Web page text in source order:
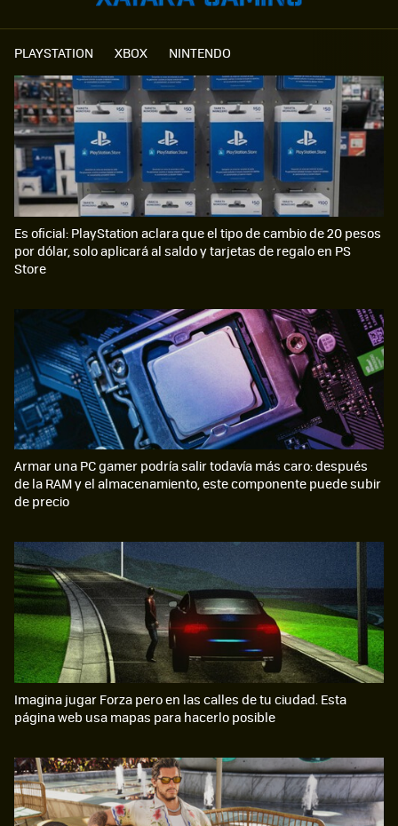
PLAYSTATION XBOX NINTENDO
Es oficial: PlayStation aclara que el tipo de cambio de 20 pesos
por dólar, solo aplicará al saldo y tarjetas de regalo en PS
Store
Armar una PC gamer podría salir todavía más caro: después
de la RAM y el almacenamiento, este componente puede subir
de precio
Imagina jugar Forza pero en las calles de tu ciudad. Esta
página web usa mapas para hacerlo posible